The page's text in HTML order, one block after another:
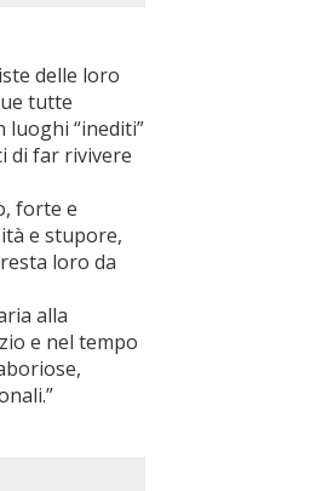
delle loro
tutte
luoghi “inediti”
di far rivivere
forte e
e stupore,
loro da
alla
e nel tempo